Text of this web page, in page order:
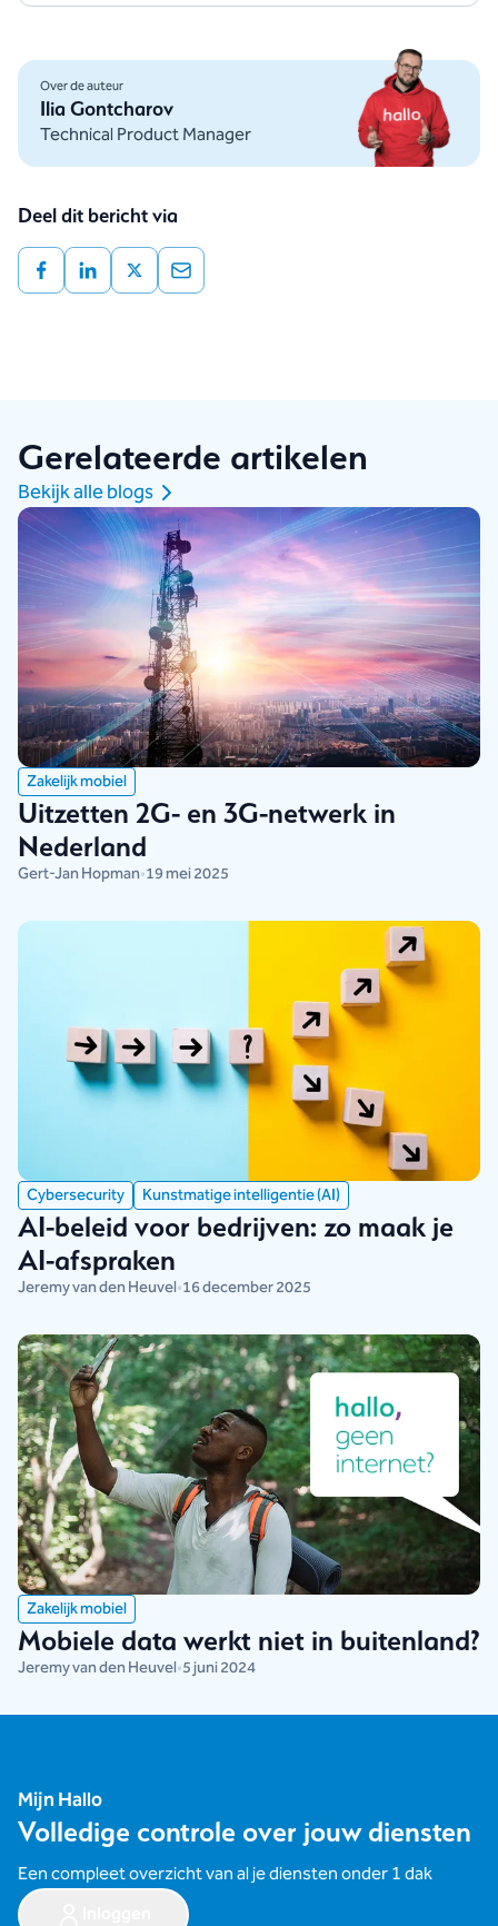
Over de auteur
Ilia Gontcharov
Technical Product Manager
Deel dit bericht via
Gerelateerde artikelen
Bekijk alle blogs
Zakelijk mobiel
Uitzetten 2G- en 3G-netwerk in
Nederland
Gert-Jan Hopman•19 mei 2025
Cybersecurity Kunstmatige intelligentie (AI)
AI-beleid voor bedrijven: zo maak je
AI-afspraken
Jeremy van den Heuvel•16 december 2025
Zakelijk mobiel
Mobiele data werkt niet in buitenland?
Jeremy van den Heuvel•5 juni 2024
Mijn Hallo
Volledige controle over jouw diensten
Een compleet overzicht van al je diensten onder 1 dak